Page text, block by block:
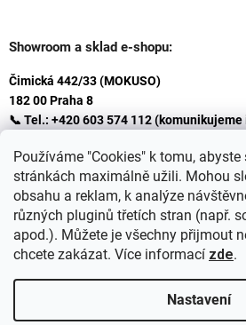
Používáme "Cookies" k tomu,
stránkách maximálně užili. Mohou
obsahu a reklam, k analýze
různých pluginů třetích stran (např.
apod.). Můžete je všechny přijmout
chcete zakázat. Více informací zde.
Nastavení
Showroom a sklad e-shopu:
Čimická 442/33 (MOKUSO)
182 00 Praha 8
📞 Tel.: +420 603 574 112 (komunikujeme
✉️ E-mail: info@ceskakoupelna.cz
Vytvořil Shoptet +